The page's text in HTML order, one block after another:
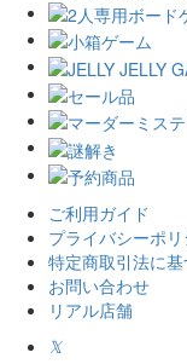
ご利用ガイド
プライバシーポ
特定商取引法に
お問い合わせ
リアル店舗
𝕏